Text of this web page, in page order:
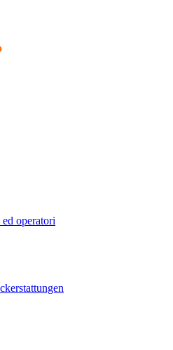
operatori